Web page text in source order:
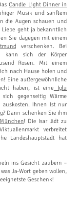
Candle Light Dinner in
Musik und sanftem
die Augen schauen und
Liebe geht ja bekanntlich
Sie dagegen mit einem
verschenken. Bei
kann sich der Körper
Rosen. Mit einem
nach Hause holen und
Eine außergewöhnliche
haben, ist eine Iglu
gegenseitig Wärme
auskosten. Ihnen Ist nur
Dann schenken Sie ihm
! Die Isar lädt zu
verbreitet
Landeshauptstadt hat
ins Gesicht zaubern –
Ja-Wort geben wollen,
Geschenk!